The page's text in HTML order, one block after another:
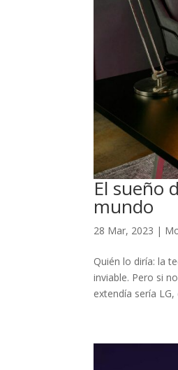
El sueño
mundo
28 Mar, 2023 |
Quién lo diría: la
inviable. Pero si
extendía sería